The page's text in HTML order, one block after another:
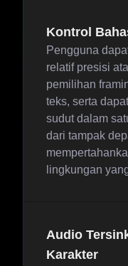
Kontrol
Pengguna
relatif presisi
pemilihan
teks, serta
sudut dalam
dari tampak
lingkungan
Audio
Karakter